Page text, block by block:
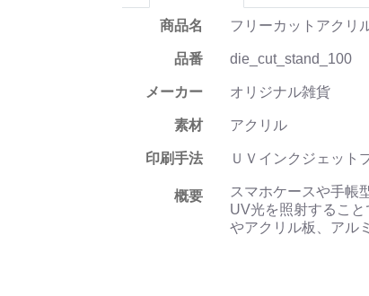
商品名 フリーカットアクリ
品番 die_cut_stand_100
メーカー オリジナル雑貨
素材 アクリル
印刷手法 ＵＶインクジェット
概要
スマホケースや手帳
UV光を照射するこ
やアクリル板、アル